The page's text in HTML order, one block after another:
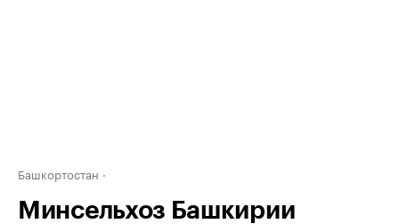
Башкортостан
Минсельхоз Башкирии